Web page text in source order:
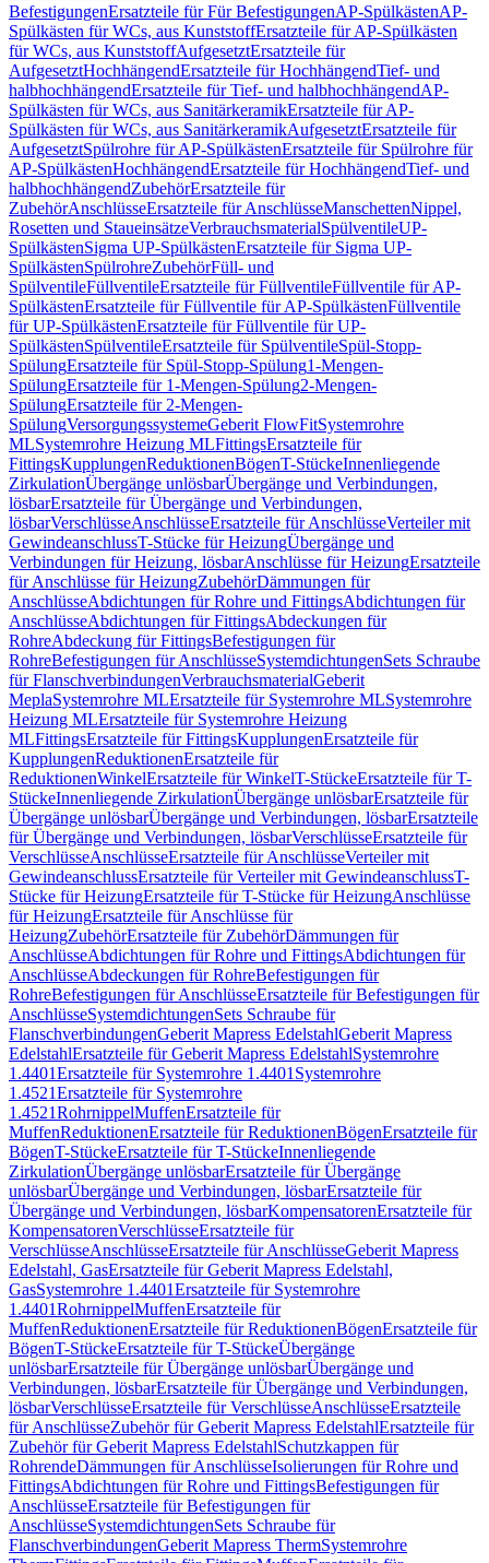
BefestigungenErsatzteile für Für BefestigungenAP-SpülkästenAP-
Spülkästen für WCs, aus KunststoffErsatzteile für AP-Spülkästen
für WCs, aus KunststoffAufgesetztErsatzteile für
AufgesetztHochhängendErsatzteile für HochhängendTief- und
halbhochhängendErsatzteile für Tief- und halbhochhängendAP-
Spülkästen für WCs, aus SanitärkeramikErsatzteile für AP-
Spülkästen für WCs, aus SanitärkeramikAufgesetztErsatzteile für
AufgesetztSpülrohre für AP-SpülkästenErsatzteile für Spülrohre für
AP-SpülkästenHochhängendErsatzteile für HochhängendTief- und
halbhochhängendZubehörErsatzteile für
ZubehörAnschlüsseErsatzteile für AnschlüsseManschettenNippel,
Rosetten und StaueinsätzeVerbrauchsmaterialSpülventileUP-
SpülkästenSigma UP-SpülkästenErsatzteile für Sigma UP-
SpülkästenSpülrohreZubehörFüll- und
SpülventileFüllventileErsatzteile für FüllventileFüllventile für AP-
SpülkästenErsatzteile für Füllventile für AP-SpülkästenFüllventile
für UP-SpülkästenErsatzteile für Füllventile für UP-
SpülkästenSpülventileErsatzteile für SpülventileSpül-Stopp-
SpülungErsatzteile für Spül-Stopp-Spülung1-Mengen-
SpülungErsatzteile für 1-Mengen-Spülung2-Mengen-
SpülungErsatzteile für 2-Mengen-
SpülungVersorgungssystemeGeberit FlowFitSystemrohre
MLSystemrohre Heizung MLFittingsErsatzteile für
FittingsKupplungenReduktionenBögenT-StückeInnenliegende
ZirkulationÜbergänge unlösbarÜbergänge und Verbindungen,
lösbarErsatzteile für Übergänge und Verbindungen,
lösbarVerschlüsseAnschlüsseErsatzteile für AnschlüsseVerteiler mit
GewindeanschlussT-Stücke für HeizungÜbergänge und
Verbindungen für Heizung, lösbarAnschlüsse für HeizungErsatzteile
für Anschlüsse für HeizungZubehörDämmungen für
AnschlüsseAbdichtungen für Rohre und FittingsAbdichtungen für
AnschlüsseAbdichtungen für FittingsAbdeckungen für
RohreAbdeckung für FittingsBefestigungen für
RohreBefestigungen für AnschlüsseSystemdichtungenSets Schraube
für FlanschverbindungenVerbrauchsmaterialGeberit
MeplaSystemrohre MLErsatzteile für Systemrohre MLSystemrohre
Heizung MLErsatzteile für Systemrohre Heizung
MLFittingsErsatzteile für FittingsKupplungenErsatzteile für
KupplungenReduktionenErsatzteile für
ReduktionenWinkelErsatzteile für WinkelT-StückeErsatzteile für T-
StückeInnenliegende ZirkulationÜbergänge unlösbarErsatzteile für
Übergänge unlösbarÜbergänge und Verbindungen, lösbarErsatzteile
für Übergänge und Verbindungen, lösbarVerschlüsseErsatzteile für
VerschlüsseAnschlüsseErsatzteile für AnschlüsseVerteiler mit
GewindeanschlussErsatzteile für Verteiler mit GewindeanschlussT-
Stücke für HeizungErsatzteile für T-Stücke für HeizungAnschlüsse
für HeizungErsatzteile für Anschlüsse für
HeizungZubehörErsatzteile für ZubehörDämmungen für
AnschlüsseAbdichtungen für Rohre und FittingsAbdichtungen für
AnschlüsseAbdeckungen für RohreBefestigungen für
RohreBefestigungen für AnschlüsseErsatzteile für Befestigungen für
AnschlüsseSystemdichtungenSets Schraube für
FlanschverbindungenGeberit Mapress EdelstahlGeberit Mapress
EdelstahlErsatzteile für Geberit Mapress EdelstahlSystemrohre
1.4401Ersatzteile für Systemrohre 1.4401 Systemrohre
1.4521Ersatzteile für Systemrohre
1.4521RohrnippelMuffenErsatzteile für
MuffenReduktionenErsatzteile für ReduktionenBögenErsatzteile für
BögenT-StückeErsatzteile für T-StückeInnenliegende
ZirkulationÜbergänge unlösbarErsatzteile für Übergänge
unlösbarÜbergänge und Verbindungen, lösbarErsatzteile für
Übergänge und Verbindungen, lösbarKompensatorenErsatzteile für
KompensatorenVerschlüsseErsatzteile für
VerschlüsseAnschlüsseErsatzteile für AnschlüsseGeberit Mapress
Edelstahl, GasErsatzteile für Geberit Mapress Edelstahl,
GasSystemrohre 1.4401Ersatzteile für Systemrohre
1.4401RohrnippelMuffenErsatzteile für
MuffenReduktionenErsatzteile für ReduktionenBögenErsatzteile für
BögenT-StückeErsatzteile für T-StückeÜbergänge
unlösbarErsatzteile für Übergänge unlösbarÜbergänge und
Verbindungen, lösbarErsatzteile für Übergänge und Verbindungen,
lösbarVerschlüsseErsatzteile für VerschlüsseAnschlüsseErsatzteile
für AnschlüsseZubehör für Geberit Mapress EdelstahlErsatzteile für
Zubehör für Geberit Mapress EdelstahlSchutzkappen für
RohrendeDämmungen für AnschlüsseIsolierungen für Rohre und
FittingsAbdichtungen für Rohre und FittingsBefestigungen für
AnschlüsseErsatzteile für Befestigungen für
AnschlüsseSystemdichtungenSets Schraube für
FlanschverbindungenGeberit Mapress ThermSystemrohre